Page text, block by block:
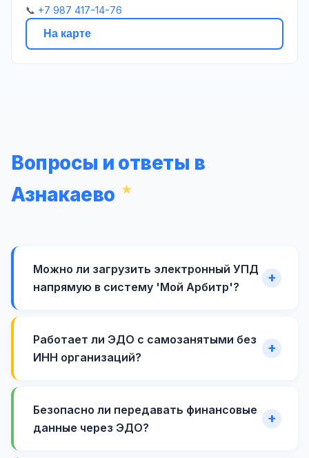
📞 +7 987 417-14-76
На карте
Вопросы и ответы в
Азнакаево
Можно ли загрузить электронный УПД
напрямую в систему 'Мой Арбитр'?
Работает ли ЭДО с самозанятыми без
ИНН организаций?
Безопасно ли передавать финансовые
данные через ЭДО?